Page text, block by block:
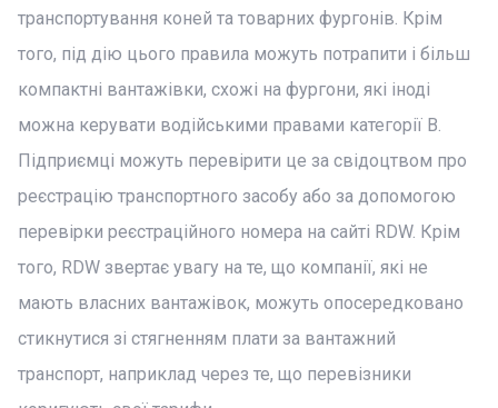
транспортування коней та товарних фургонів. Крім
того, під дію цього правила можуть потрапити і більш
компактні вантажівки, схожі на фургони, які іноді
можна керувати водійськими правами категорії B.
Підприємці можуть перевірити це за свідоцтвом про
реєстрацію транспортного засобу або за допомогою
перевірки реєстраційного номера на сайті RDW. Крім
того, RDW звертає увагу на те, що компанії, які не
мають власних вантажівок, можуть опосередковано
стикнутися зі стягненням плати за вантажний
транспорт, наприклад через те, що перевізники